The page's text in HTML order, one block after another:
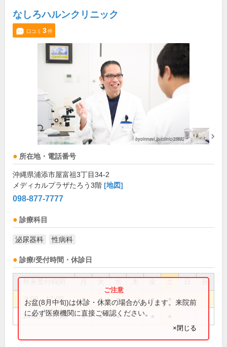
なしろハルンクリニック
口コミ 3件
所在地・電話番号
沖縄県浦添市屋富祖3丁目34-2
メディカルプラザたろう3階 [地図]
098-877-7777
診療科目
泌尿器科 性病科
診療/受付時間・休診日
祝
9:00～12:00 ● ● ● ●
14:00～17:00 ● ● ●
お盆(8月中旬)は休診・休業の場合があります。来院前
に必ず医療機関に直接ご確認ください。
×閉じる